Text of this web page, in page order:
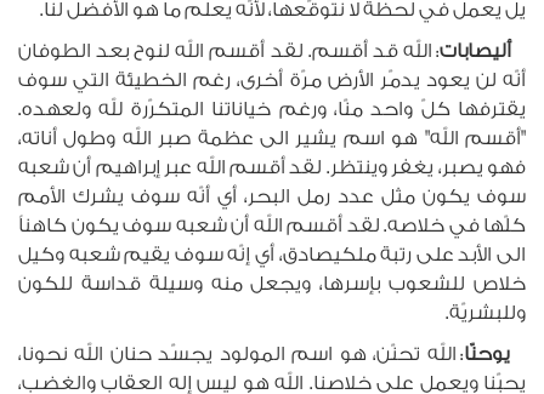
يل يعمل في لحظة لا نتوقّعها، لأنّه يعلم ما هو الأفضل لنا.
أليصابات: الله قد أقسم. لقد أقسم الله لنوح بعد الطوفان
أنّه لن يعود يدمّر الأرض مرّة أخرى، رغم الخطيئة التي سوف
يقترفها كلّ واحد منّا، ورغم خياناتنا المتكرّرة لله ولعهده.
"أقسم الله" هو اسم يشير الى عظمة صبر الله وطول أناته،
فهو يصبر، يغفر وينتظر. لقد أقسم الله عبر إبراهيم أن شعبه
سوف يكون مثل عدد رمل البحر، أي أنّه سوف يشرك الأمم
كلّها في خلاصه. لقد أقسم الله أن شعبه سوف يكون كاهناً
الى الأبد على رتبة ملكيصادق، أي إنّه سوف يقيم شعبه وكيل
خلاص للشعوب بإسرها، ويجعل منه وسيلة قداسة للكون
وللبشريّة.
يوحنّا: الله تحنّن، هو اسم المولود يجسّد حنان الله نحونا،
يحبّنا ويعمل على خلاصنا. الله هو ليس إله العقاب والغضب،